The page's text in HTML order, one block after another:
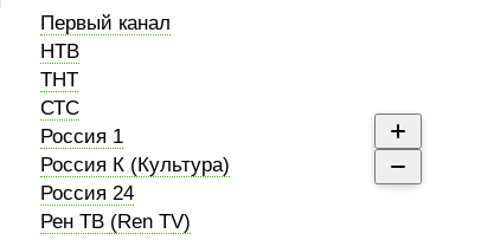
Первый канал
НТВ
ТНТ
СТС
Россия 1
Россия К (Культура)
Россия 24
Рен ТВ (Ren TV)